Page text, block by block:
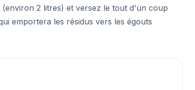
2 litres) et versez le tout d'un coup
emportera les résidus vers les égouts